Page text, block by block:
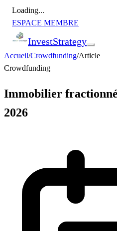
Loading...
ESPACE MEMBRE
InvestStrategy
Accueil/Crowdfunding/Article
Crowdfunding
Immobilier
2026